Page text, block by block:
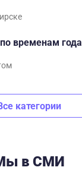
временам года
категории
в СМИ